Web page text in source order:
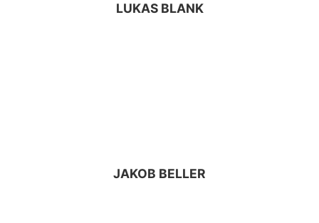
LUKAS BLANK
JAKOB BELLER